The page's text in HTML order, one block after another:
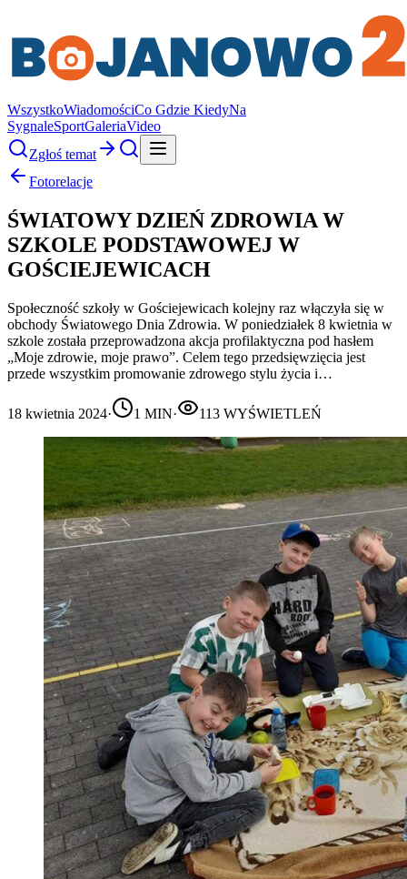
WszystkoWiadomościCo Gdzie KiedyNa
SygnaleSportGaleriaVideo
Zgłoś temat
Fotorelacje
ŚWIATOWY DZIEŃ ZDROWIA W
SZKOLE PODSTAWOWEJ W
GOŚCIEJEWICACH
Społeczność szkoły w Gościejewicach kolejny raz włączyła się w
obchody Światowego Dnia Zdrowia. W poniedziałek 8 kwietnia w
szkole została przeprowadzona akcja profilaktyczna pod hasłem
„Moje zdrowie, moje prawo”. Celem tego przedsięwzięcia jest
przede wszystkim promowanie zdrowego stylu życia i…
18 kwietnia 2024· 1 MIN· 113 WYŚWIETLEŃ